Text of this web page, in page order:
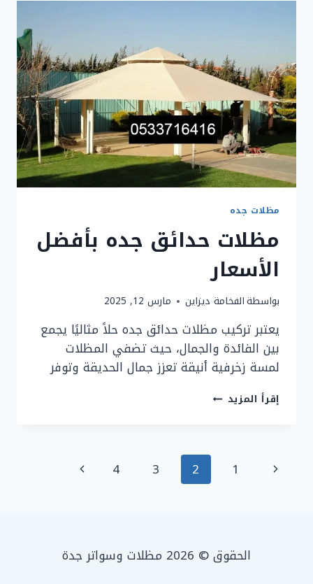
مظلات جده
مظلات حدائق جده بأفضل
الأسعار
بواسطةالفخامة ديزاين مارس 12, 2025
يعتبر تركيب مظلات حدائق جده حلاً مثاليًا يجمع
بين الفائدة والجمال، حيث تضفي المظلات
لمسة زخرفية أنيقة تعزز جمال الحديقة وتوفر
إقرأ المزيد مظلات
الأسعار
تنقل
الصفحة
1
2
3
4
الصفحة
الحقوق © 2026 مظلات وسواتر جدة